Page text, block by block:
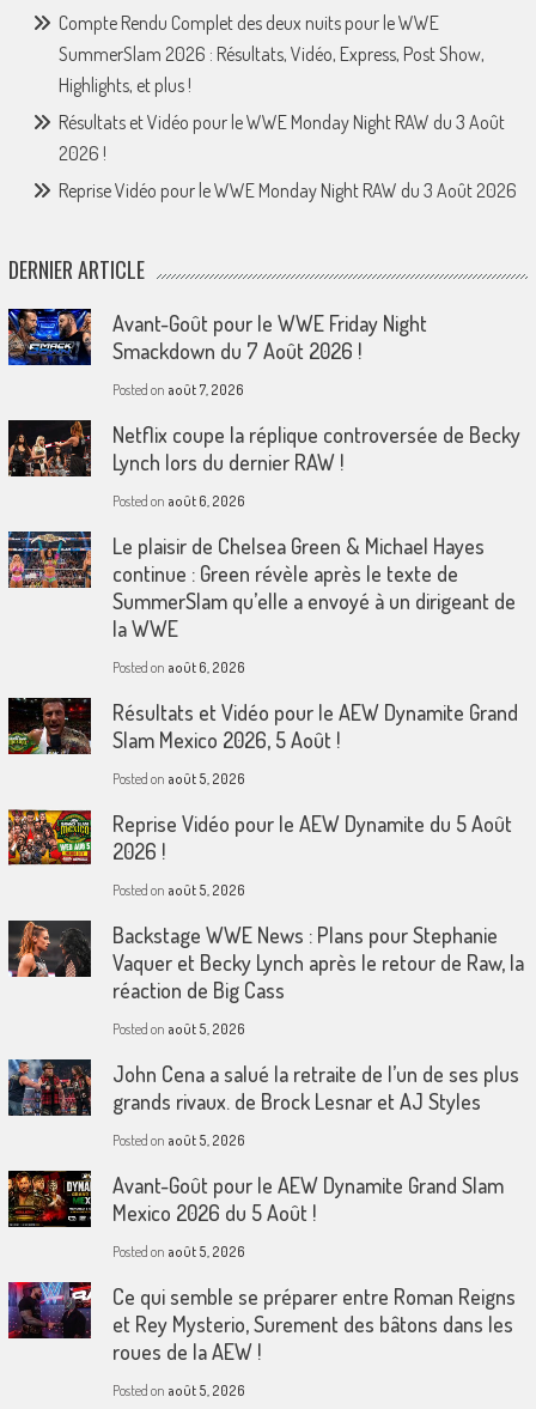
Compte Rendu Complet des deux nuits pour le WWE
SummerSlam 2026 : Résultats, Vidéo, Express, Post Show,
Highlights, et plus !
Résultats et Vidéo pour le WWE Monday Night RAW du 3 Août
2026 !
Reprise Vidéo pour le WWE Monday Night RAW du 3 Août 2026
DERNIER ARTICLE
Avant-Goût pour le WWE Friday Night
Smackdown du 7 Août 2026 !
Posted on août 7, 2026
Netflix coupe la réplique controversée de Becky
Lynch lors du dernier RAW !
Posted on août 6, 2026
Le plaisir de Chelsea Green & Michael Hayes
continue : Green révèle après le texte de
SummerSlam qu’elle a envoyé à un dirigeant de
la WWE
Posted on août 6, 2026
Résultats et Vidéo pour le AEW Dynamite Grand
Slam Mexico 2026, 5 Août !
Posted on août 5, 2026
Reprise Vidéo pour le AEW Dynamite du 5 Août
2026 !
Posted on août 5, 2026
Backstage WWE News : Plans pour Stephanie
Vaquer et Becky Lynch après le retour de Raw, la
réaction de Big Cass
Posted on août 5, 2026
John Cena a salué la retraite de l’un de ses plus
grands rivaux. de Brock Lesnar et AJ Styles
Posted on août 5, 2026
Avant-Goût pour le AEW Dynamite Grand Slam
Mexico 2026 du 5 Août !
Posted on août 5, 2026
Ce qui semble se préparer entre Roman Reigns
et Rey Mysterio, Surement des bâtons dans les
roues de la AEW !
Posted on août 5, 2026